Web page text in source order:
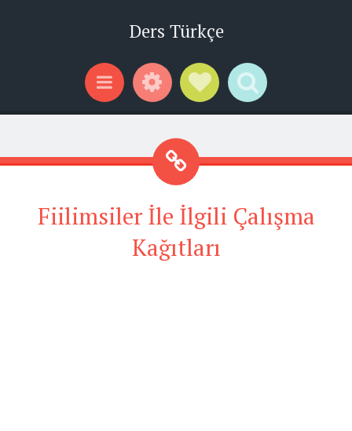
Ders Türkçe
Menu WidgetsSocial Links
Search
Fiilimsiler İle İlgili Çalışma
Kağıtları